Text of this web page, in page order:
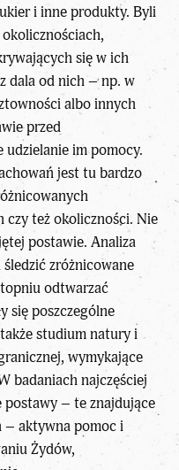
i inne produkty. Byli
się w ich
dala od nich – np. w
albo innych
przed
udzielanie im pomocy.
jest tu bardzo
czy też okoliczności. Nie
postawie. Analiza
śledzić zróżnicowane
odtwarzać
się poszczególne
studium natury i
wymykające
badaniach najczęściej
postawy – te znajdujące
– aktywna pomoc i
Żydów,